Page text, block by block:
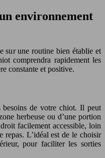
environnement
sur une routine bien établie et
comprendra rapidement les
constante et positive.
de votre chiot. Il peut
herbeuse ou d’une portion
facilement accessible, loin
repas. L’idéal est de le choisir
pour faciliter les sorties